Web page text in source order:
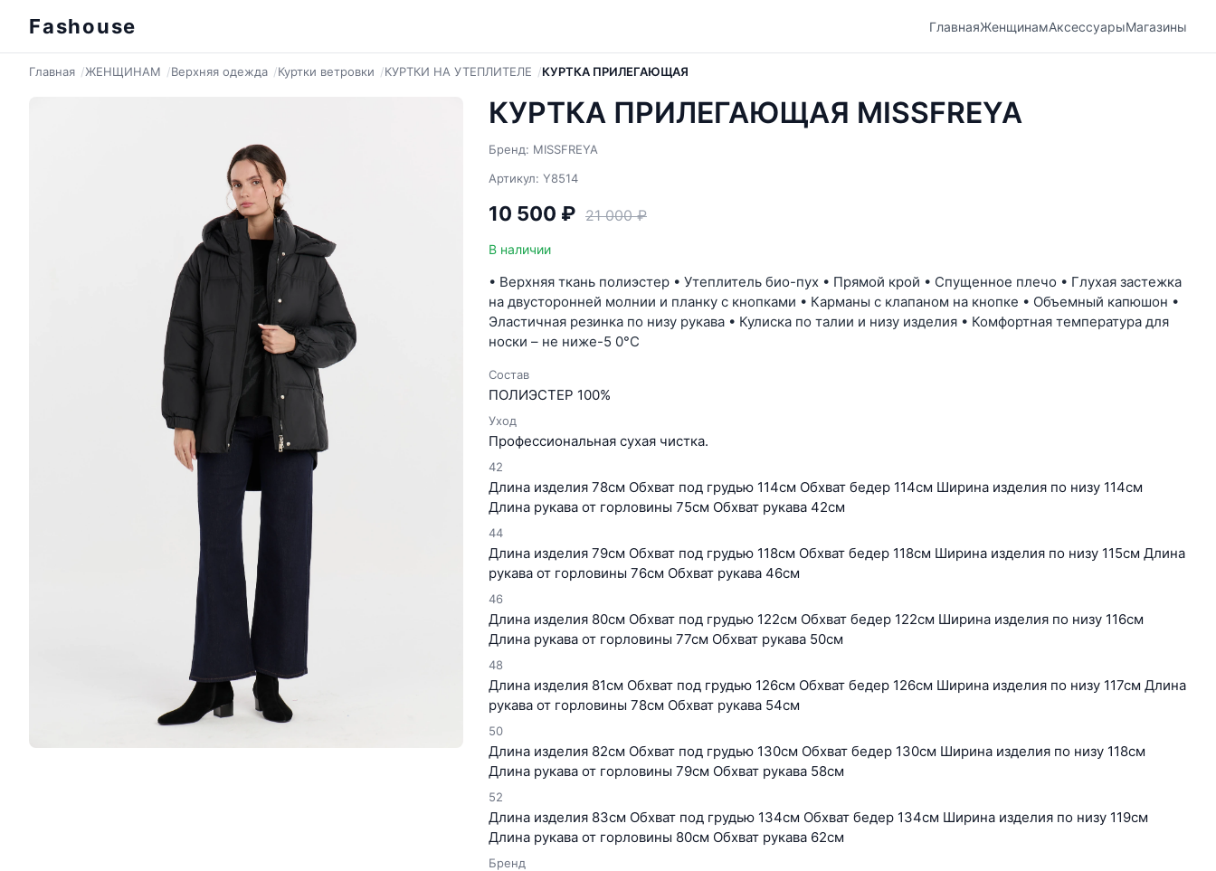
Fashouse ГлавнаяЖенщинамАксессуарыМагазины
Главная ЖЕНЩИНАМ Верхняя одежда Куртки ветровки КУРТКИ НА УТЕПЛИТЕЛЕ КУРТКА ПРИЛЕГАЮЩАЯ
КУРТКА ПРИЛЕГАЮЩАЯ MISSFREYA
Бренд: MISSFREYA
Артикул: Y8514
10 500 ₽ 21 000 ₽
В наличии
• Верхняя ткань полиэстер • Утеплитель био-пух • Прямой крой • Спущенное плечо • Глухая застежка
на двусторонней молнии и планку с кнопками • Карманы с клапаном на кнопке • Объемный капюшон •
Эластичная резинка по низу рукава • Кулиска по талии и низу изделия • Комфортная температура для
носки – не ниже-5 0°C
Состав
ПОЛИЭСТЕР 100%
Уход
Профессиональная сухая чистка.
42
Длина изделия 78см Обхват под грудью 114см Обхват бедер 114см Ширина изделия по низу 114см
Длина рукава от горловины 75см Обхват рукава 42см
44
Длина изделия 79см Обхват под грудью 118см Обхват бедер 118см Ширина изделия по низу 115см Длина
рукава от горловины 76см Обхват рукава 46см
46
Длина изделия 80см Обхват под грудью 122см Обхват бедер 122см Ширина изделия по низу 116см
Длина рукава от горловины 77см Обхват рукава 50см
48
Длина изделия 81см Обхват под грудью 126см Обхват бедер 126см Ширина изделия по низу 117см Длина
рукава от горловины 78см Обхват рукава 54см
50
Длина изделия 82см Обхват под грудью 130см Обхват бедер 130см Ширина изделия по низу 118см
Длина рукава от горловины 79см Обхват рукава 58см
52
Длина изделия 83см Обхват под грудью 134см Обхват бедер 134см Ширина изделия по низу 119см
Длина рукава от горловины 80см Обхват рукава 62см
Бренд